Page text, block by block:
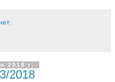
2018 г.
2018